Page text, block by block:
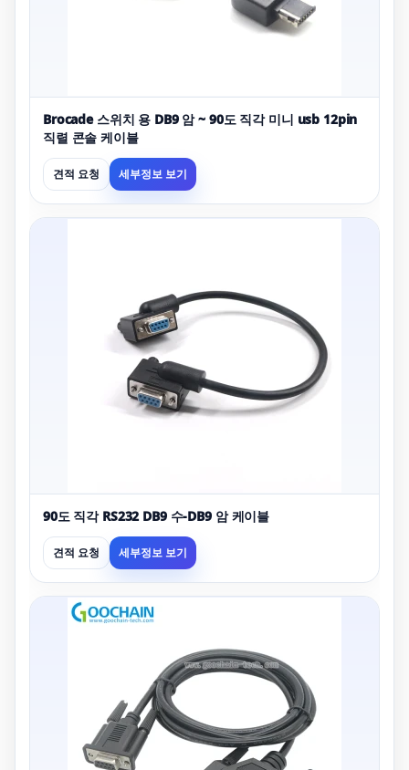
Brocade 스위치 용 DB9 암 ~ 90도 직각 미니 usb 12pin
직렬 콘솔 케이블
견적 요청 세부정보 보기
90도 직각 RS232 DB9 수-DB9 암 케이블
견적 요청 세부정보 보기